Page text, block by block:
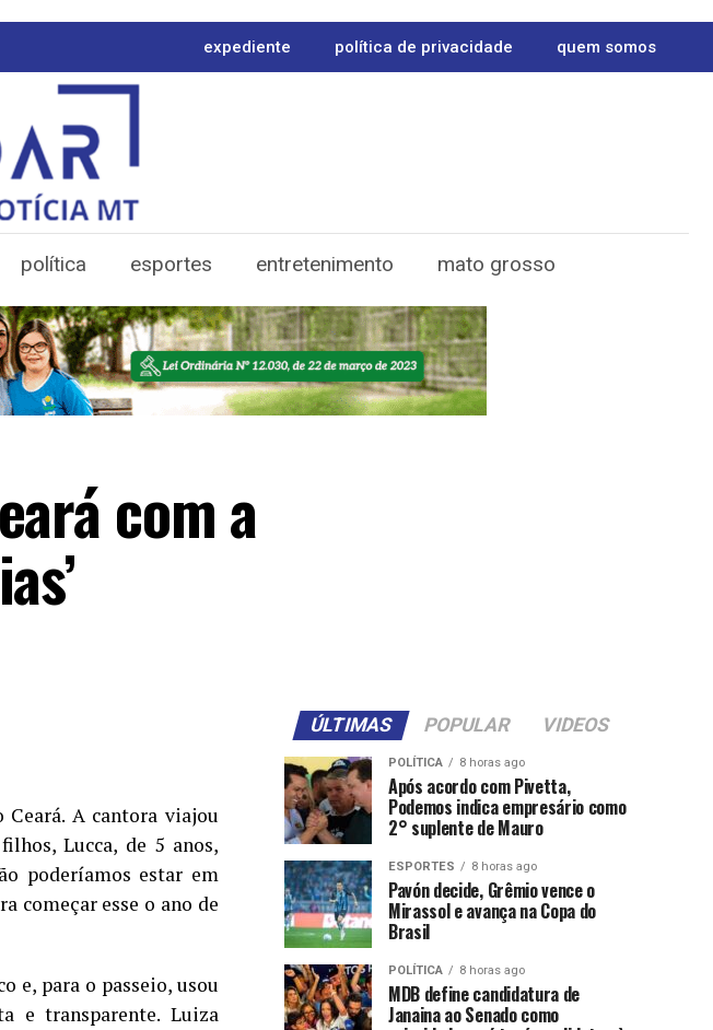
expediente política de privacidade quem somos
política esportes entretenimento mato grosso
com a
A cantora viajou
Lucca, de 5 anos,
poderíamos estar em
começar esse o ano de
e, para o passeio, usou
e transparente. Luiza
ÚLTIMAS POPULAR VIDEOS
POLÍTICA 8 horas ago
Após acordo com Pivetta,
Podemos indica empresário como
2° suplente de Mauro
ESPORTES 8 horas ago
Pavón decide, Grêmio vence o
Mirassol e avança na Copa do
Brasil
POLÍTICA 8 horas ago
MDB define candidatura de
Janaina ao Senado como